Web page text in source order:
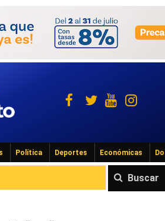
Política Deportes Económicas
Buscar